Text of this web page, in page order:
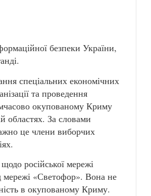
безпеки України,
спеціальних економічних
та проведення
окупованому Криму
областях. За словами
це члени виборчих
російської мережі
мережі «Светофор». Вона не
в окупованому Криму.